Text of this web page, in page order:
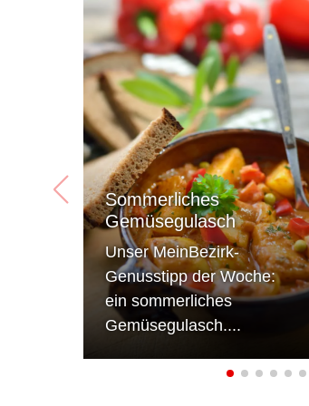
Sommerliches
Gemüsegulasch
Unser MeinBezirk-
Genusstipp der Woche:
ein sommerliches
Gemüsegulasch....